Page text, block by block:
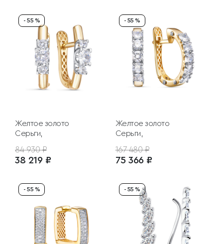
- 55 %
Желтое золото
Серьги,
84 930 ₽
38 219 ₽
- 55 %
Желтое золото
Серьги,
167 480 ₽
75 366 ₽
- 55 % - 55 %